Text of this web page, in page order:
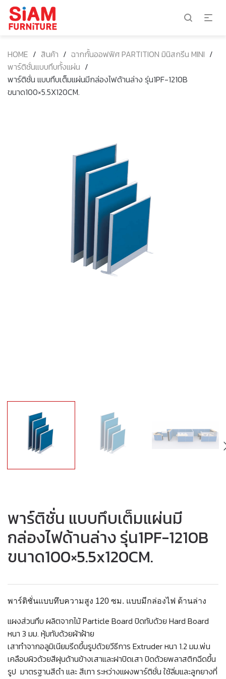
HOME / สินค้า / ฉากกั้นออฟฟิศ PARTITION มินิสกรีน MINI /
พาร์ติชั่นแบบทึบทั้งแผ่น /
พาร์ติชั่น แบบทึบเต็มแผ่นมีกล่องไฟด้านล่าง รุ่น1PF-1210B
ขนาด100×5.5X120CM.
พาร์ติชั่น แบบทึบเต็มแผ่นมี
กล่องไฟด้านล่าง รุ่น1PF-1210B
ขนาด100×5.5x120CM.
พาร์ติชั่นแบบทึบความสูง 120 ซม. แบบมีกล่องไฟ ด้านล่าง
แผงส่วนทึบ ผลิตจากไม้ Particle Board ปิดทับด้วย Hard Board
หนา 3 มม. หุ้มทับด้วยผ้าฝ้าย
เสาทำจากอลูมิเนียมรีดขึ้นรูปด้วยวีธีการ Extruder หนา 1.2 มม.พ่น
เคลือบผิวด้วยสีฝุนด้านข้างเสาและฝาปิดเสา ปิดด้วยพลาสติกฉีดขึ้น
รูป มาตรฐานสีดำ และ สีเทา ระหว่างแผงพาร์ติชั่น ใช้ลิ่มและลูกยางที่